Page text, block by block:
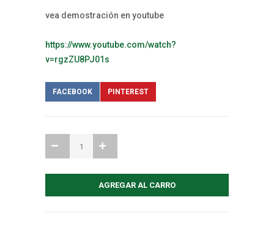
vea demostración en youtube
https://www.youtube.com/watch?
v=rgzZU8PJ01s
FACEBOOK PINTEREST